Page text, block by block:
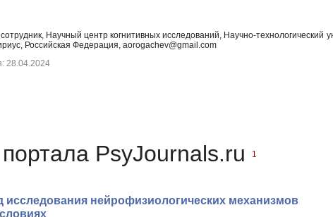
Научный центр когнитивных исследований, Научно-
Российская Федерация, aorogachev@gmail.com
28.04.2024
PsyJournals.ru 1
нейрофизиологических механизмов